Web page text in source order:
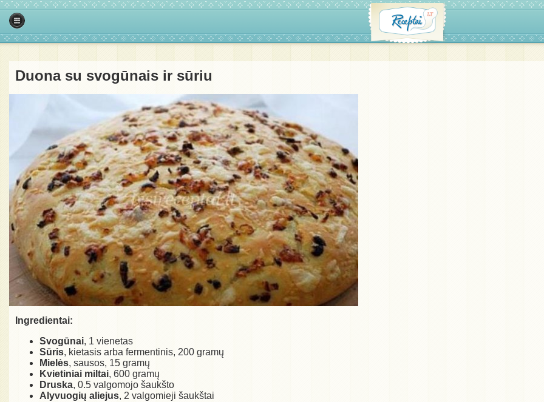
Duona su svogūnais ir sūriu
Ingredientai:
Svogūnai, 1 vienetas
Sūris, kietasis arba fermentinis, 200 gramų
Mielės, sausos, 15 gramų
Kvietiniai miltai, 600 gramų
Druska, 0.5 valgomojo šaukšto
Alyvuogių aliejus, 2 valgomieji šaukštai